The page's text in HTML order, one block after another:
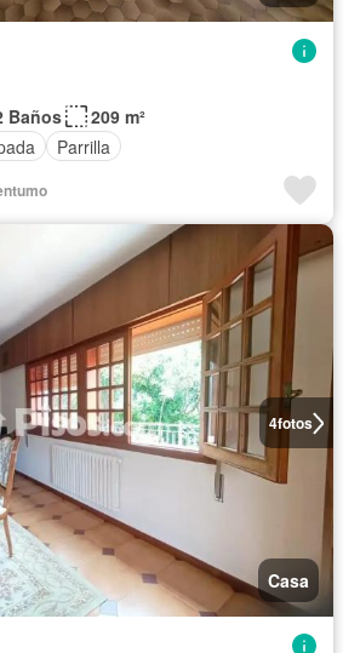
Baños
209 m²
Parrilla
4fotos
Casa